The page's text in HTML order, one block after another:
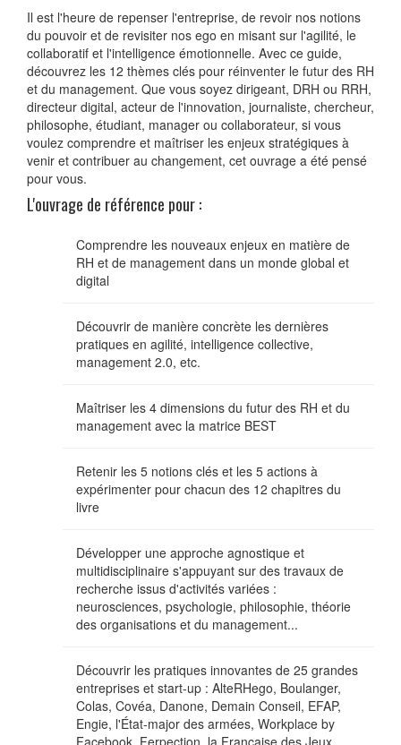
Il est l'heure de repenser l'entreprise, de revoir nos notions
du pouvoir et de revisiter nos ego en misant sur l'agilité, le
collaboratif et l'intelligence émotionnelle. Avec ce guide,
découvrez les 12 thèmes clés pour réinventer le futur des RH
et du management. Que vous soyez dirigeant, DRH ou RRH,
directeur digital, acteur de l'innovation, journaliste, chercheur,
philosophe, étudiant, manager ou collaborateur, si vous
voulez comprendre et maîtriser les enjeux stratégiques à
venir et contribuer au changement, cet ouvrage a été pensé
pour vous.
L'ouvrage de référence pour :
Comprendre les nouveaux enjeux en matière de
RH et de management dans un monde global et
digital
Découvrir de manière concrète les dernières
pratiques en agilité, intelligence collective,
management 2.0, etc.
Maîtriser les 4 dimensions du futur des RH et du
management avec la matrice BEST
Retenir les 5 notions clés et les 5 actions à
expérimenter pour chacun des 12 chapitres du
livre
Développer une approche agnostique et
multidisciplinaire s'appuyant sur des travaux de
recherche issus d'activités variées :
neurosciences, psychologie, philosophie, théorie
des organisations et du management...
Découvrir les pratiques innovantes de 25 grandes
entreprises et start-up : AlteRHego, Boulanger,
Colas, Covéa, Danone, Demain Conseil, EFAP,
Engie, l'État-major des armées, Workplace by
Facebook, Ferpection, la Française des Jeux,